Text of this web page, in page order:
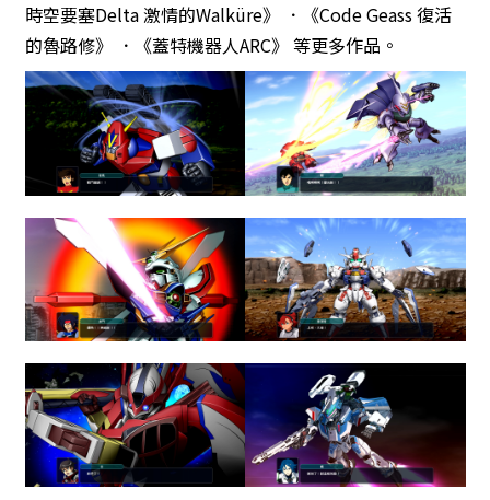
時空要塞Delta 激情的Walküre》 ．《Code Geass 復活
的魯路修》 ．《蓋特機器人ARC》 等更多作品。